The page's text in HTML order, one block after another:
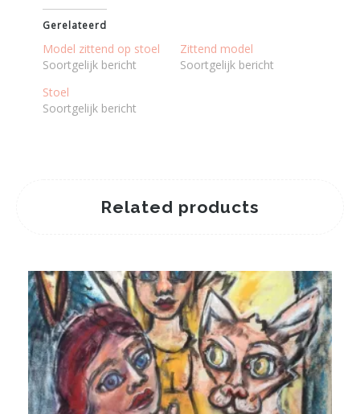
Gerelateerd
Model zittend op stoel
Soortgelijk bericht
Zittend model
Soortgelijk bericht
Stoel
Soortgelijk bericht
Related products